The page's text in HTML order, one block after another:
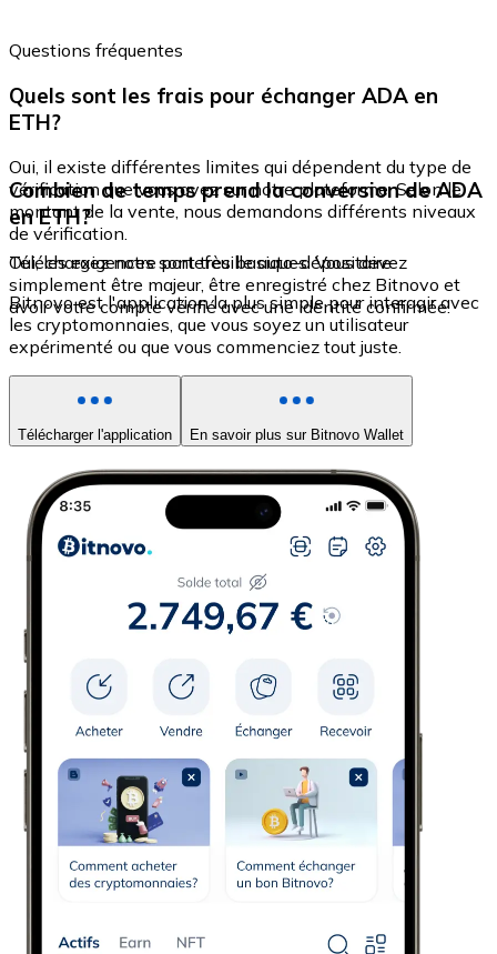
Questions fréquentes
Quels sont les frais pour échanger ADA en
ETH?
Oui, il existe différentes limites qui dépendent du type de
vérification que vous avez sur notre plateforme. Selon le
montant de la vente, nous demandons différents niveaux
de vérification.
Combien de temps prend la conversion de ADA
en ETH?
Oui, les exigences sont très basiques. Vous devez
simplement être majeur, être enregistré chez Bitnovo et
avoir votre compte vérifié avec une identité confirmée.
Téléchargez notre portefeuille auto-dépositaire
Bitnovo est l'application la plus simple pour interagir avec
les cryptomonnaies, que vous soyez un utilisateur
expérimenté ou que vous commenciez tout juste.
Télécharger l'application En savoir plus sur Bitnovo Wallet